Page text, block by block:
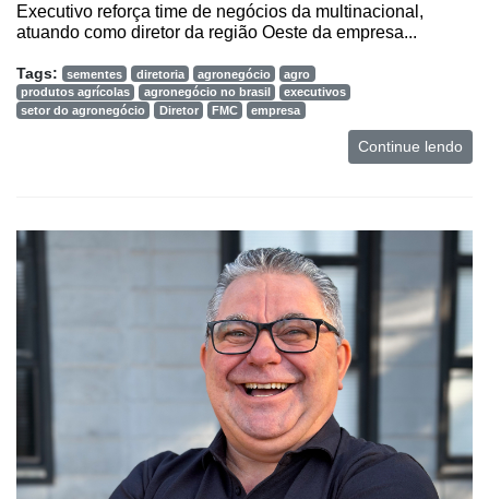
Executivo reforça time de negócios da multinacional,
atuando como diretor da região Oeste da empresa...
Tags: sementes diretoria agronegócio
agro
produtos agrícolas
agronegócio no brasil
executivos
setor do agronegócio
Diretor FMC empresa
Continue lendo